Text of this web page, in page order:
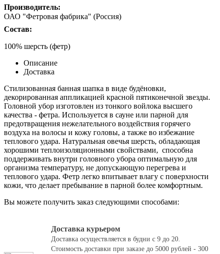
Производитель:
ОАО "Фетровая фабрика" (Россия)
Состав:
100% шерсть (фетр)
Описание
Доставка
Стилизованная банная шапка в виде будёновки,
декорированная аппликацией красной пятиконечной звезды.
Головной убор изготовлен из тонкого войлока высшего
качества - фетра. Используется в сауне или парной для
предотвращения нежелательного воздействия горячего
воздуха на волосы и кожу головы, а также во избежание
теплового удара. Натуральная овечья шерсть, обладающая
хорошими теплоизоляционными свойствами, способна
поддерживать внутри головного убора оптимальную для
организма температуру, не допускающую перегрева и
теплового удара. Фетр легко впитывает влагу с поверхности
кожи, что делает пребывание в парной более комфортным.
Вы можете получить заказ следующими способами:
Доставка курьером
Доставка осуществляется в будни с 9 до 20.
Стоимость доставки при заказе до 5000 рублей - 300